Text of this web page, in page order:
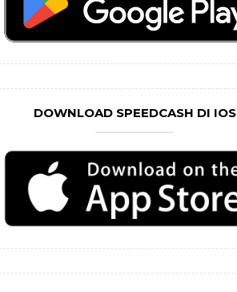
DOWNLOAD SPEEDCASH DI IOS